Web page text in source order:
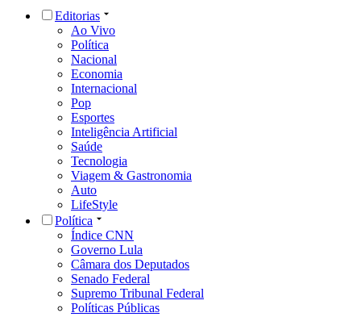
Editorias
Ao Vivo
Política
Nacional
Economia
Internacional
Pop
Esportes
Inteligência Artificial
Saúde
Tecnologia
Viagem & Gastronomia
Auto
LifeStyle
Política
Índice CNN
Governo Lula
Câmara dos Deputados
Senado Federal
Supremo Tribunal Federal
Políticas Públicas